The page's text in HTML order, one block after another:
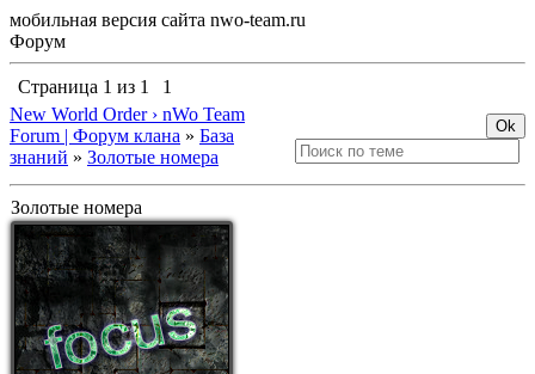
мобильная версия сайта nwo-team.ru
Форум
Страница 1 из 1
1
New World Order › nWo Team
Forum | Форум клана » База
знаний » Золотые номера
Золотые номера